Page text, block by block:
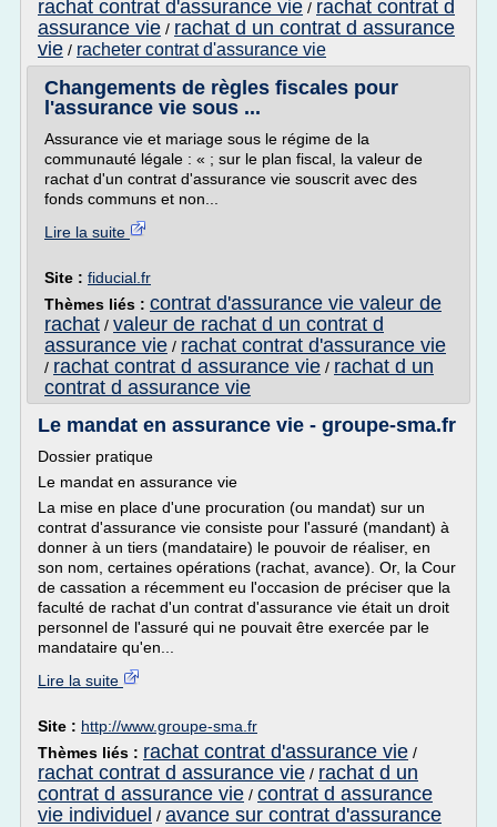
rachat contrat d'assurance vie / rachat contrat d
assurance vie / rachat d un contrat d assurance
vie / racheter contrat d'assurance vie
Changements de règles fiscales pour
l'assurance vie sous ...
Assurance vie et mariage sous le régime de la
communauté légale : « ; sur le plan fiscal, la valeur de
rachat d'un contrat d'assurance vie souscrit avec des
fonds communs et non...
Lire la suite
Site : fiducial.fr
Thèmes liés : contrat d'assurance vie valeur de
rachat / valeur de rachat d un contrat d
assurance vie / rachat contrat d'assurance vie
/ rachat contrat d assurance vie / rachat d un
contrat d assurance vie
Le mandat en assurance vie - groupe-sma.fr
Dossier pratique
Le mandat en assurance vie
La mise en place d'une procuration (ou mandat) sur un
contrat d'assurance vie consiste pour l'assuré (mandant) à
donner à un tiers (mandataire) le pouvoir de réaliser, en
son nom, certaines opérations (rachat, avance). Or, la Cour
de cassation a récemment eu l'occasion de préciser que la
faculté de rachat d'un contrat d'assurance vie était un droit
personnel de l'assuré qui ne pouvait être exercée par le
mandataire qu'en...
Lire la suite
Site : http://www.groupe-sma.fr
Thèmes liés : rachat contrat d'assurance vie /
rachat contrat d assurance vie / rachat d un
contrat d assurance vie / contrat d assurance
vie individuel / avance sur contrat d'assurance